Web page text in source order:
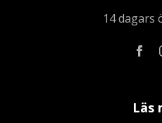
14 dagars
Läs